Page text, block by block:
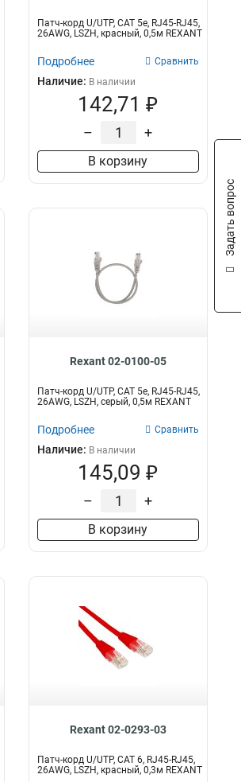
Патч-корд U/UTP, CAT 5e, RJ45-RJ45,
26AWG, LSZH, красный, 0,5м REXANT
Подробнее Сравнить
Наличие: В наличии
142,71 ₽
– +
В корзину
Rexant 02-0100-05
Патч-корд U/UTP, CAT 5e, RJ45-RJ45,
26AWG, LSZH, серый, 0,5м REXANT
Подробнее Сравнить
Наличие: В наличии
145,09 ₽
– +
В корзину
Rexant 02-0293-03
Патч-корд U/UTP, CAT 6, RJ45-RJ45,
26AWG, LSZH, красный, 0,3м REXANT
Задать вопрос